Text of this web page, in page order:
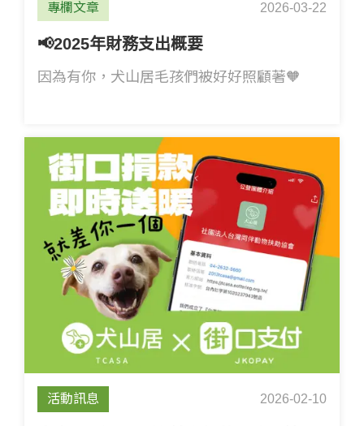
專欄文章 2026-03-22
📢2025年財務支出概要
因為有你，犬山居毛孩們被好好照顧著🧡
活動訊息 2026-02-10